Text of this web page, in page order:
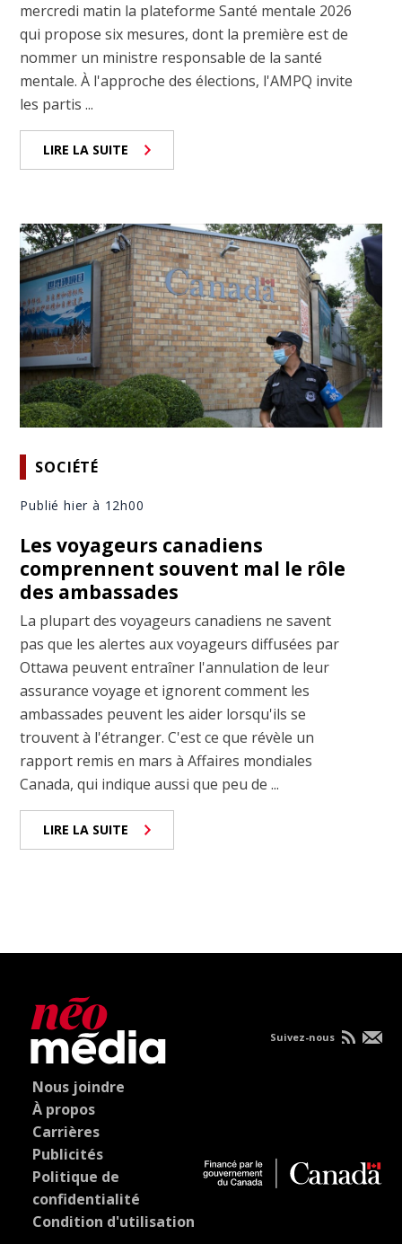
mercredi matin la plateforme Santé mentale 2026
qui propose six mesures, dont la première est de
nommer un ministre responsable de la santé
mentale. À l'approche des élections, l'AMPQ invite
les partis ...
LIRE LA SUITE
SOCIÉTÉ
Publié hier à 12h00
Les voyageurs canadiens
comprennent souvent mal le rôle
des ambassades
La plupart des voyageurs canadiens ne savent
pas que les alertes aux voyageurs diffusées par
Ottawa peuvent entraîner l'annulation de leur
assurance voyage et ignorent comment les
ambassades peuvent les aider lorsqu'ils se
trouvent à l'étranger. C'est ce que révèle un
rapport remis en mars à Affaires mondiales
Canada, qui indique aussi que peu de ...
LIRE LA SUITE
Nous joindre
À propos
Carrières
Publicités
Politique de
confidentialité
Condition d'utilisation
Suivez-nous